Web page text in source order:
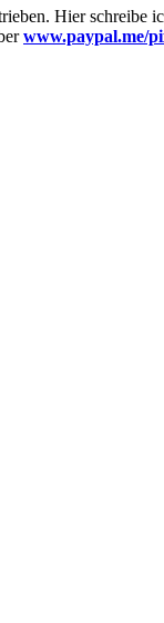
Hier schreibe
www.paypal.me/